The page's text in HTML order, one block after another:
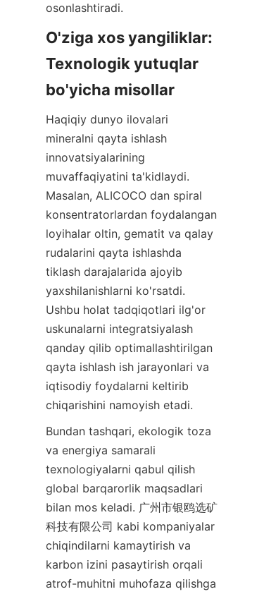
osonlashtiradi.
O'ziga xos yangiliklar:
Texnologik yutuqlar
bo'yicha misollar
Haqiqiy dunyo ilovalari
mineralni qayta ishlash
innovatsiyalarining
muvaffaqiyatini ta'kidlaydi.
Masalan, ALICOCO dan spiral
konsentratorlardan foydalangan
loyihalar oltin, gematit va qalay
rudalarini qayta ishlashda
tiklash darajalarida ajoyib
yaxshilanishlarni ko'rsatdi.
Ushbu holat tadqiqotlari ilg'or
uskunalarni integratsiyalash
qanday qilib optimallashtirilgan
qayta ishlash ish jarayonlari va
iqtisodiy foydalarni keltirib
chiqarishini namoyish etadi.
Bundan tashqari, ekologik toza
va energiya samarali
texnologiyalarni qabul qilish
global barqarorlik maqsadlari
bilan mos keladi. 广州市银鸥选矿
科技有限公司 kabi kompaniyalar
chiqindilarni kamaytirish va
karbon izini pasaytirish orqali
atrof-muhitni muhofaza qilishga